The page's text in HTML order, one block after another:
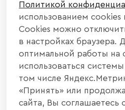
КАТАЛОГ МЕБЕЛИ
ИНФОРМАЦИЯ
НАШИ КОНТАКТЫ
+7 800 700 20 58
Политикой
использованием cookies
Cookies можно
в настройках браузера.
оптимальной работы на
использоваться
том числе
«Принять» или
сайта, Вы соглашаетесь